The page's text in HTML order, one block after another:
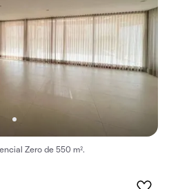
Zero de 550 m².